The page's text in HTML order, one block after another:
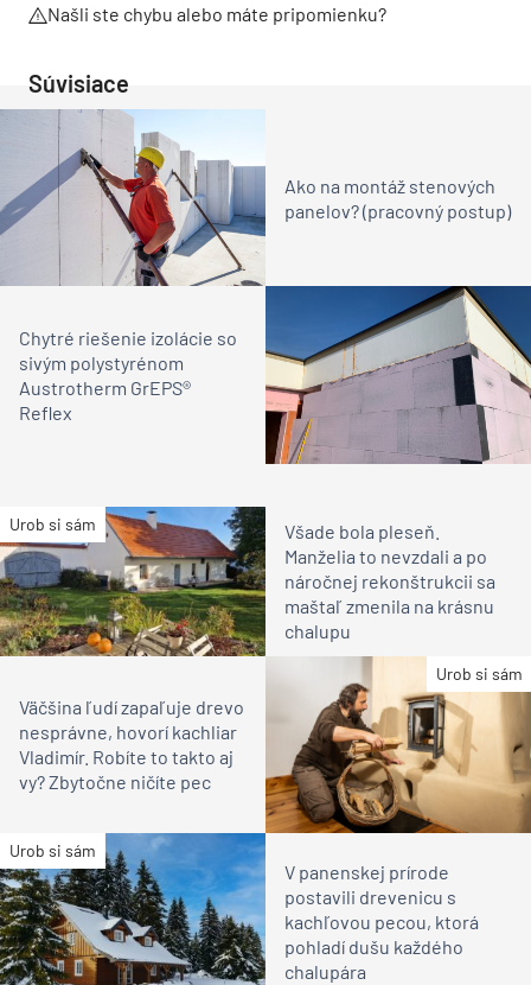
Našli ste chybu alebo máte pripomienku?
Súvisiace
Ako na montáž stenových
panelov? (pracovný postup)
Chytré riešenie izolácie so
sivým polystyrénom
Austrotherm GrEPS®
Reflex
Urob si sám
Všade bola pleseň.
Manželia to nevzdali a po
náročnej rekonštrukcii sa
maštaľ zmenila na krásnu
chalupu
Urob si sám
Väčšina ľudí zapaľuje drevo
nesprávne, hovorí kachliar
Vladimír. Robíte to takto aj
vy? Zbytočne ničíte pec
Urob si sám
V panenskej prírode
postavili drevenicu s
kachľovou pecou, ktorá
pohladí dušu každého
chalupára